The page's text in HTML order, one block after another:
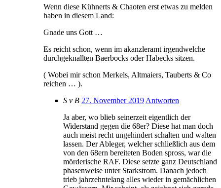
Wenn diese Kühnerts & Chaoten erst etwas zu melden
haben in diesem Land:
Gnade uns Gott …
Es reicht schon, wenn im akanzleramt irgendwelche
durchgeknallten Baerbocks oder Habecks sitzen.
( Wobei mir schon Merkels, Altmaiers, Tauberts & Co
reichen … ).
S v B 27. November 2019 Antworten
Ja aber, wo blieb seinerzeit eigentlich der
Widerstand gegen die 68er? Diese hat man doch
auch meist recht ungehindert schalten und walten
lassen. Der Ableger, welcher schließlich aus dem
von den 68ern bereiteten Boden spross, war die
mörderische RAF. Diese setzte ganz Deutschland
phasenweise unter Starkstrom. Danach jedoch
trieb jahrzehntelang alles wieder in gemächlichen